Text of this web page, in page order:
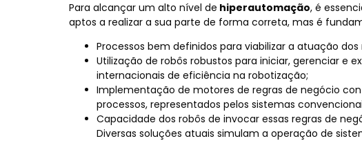
Para alcançar um alto nível de hiperautomação, é
aptos a realizar a sua parte de forma correta, mas é
Processos bem definidos para viabilizar a atuação dos
Utilização de robôs robustos para iniciar, gerenciar e
internacionais de eficiência na robotização;
Implementação de motores de regras de negócio
processos, representados pelos sistemas
Capacidade dos robôs de invocar essas regras de
Diversas soluções atuais simulam a operação de